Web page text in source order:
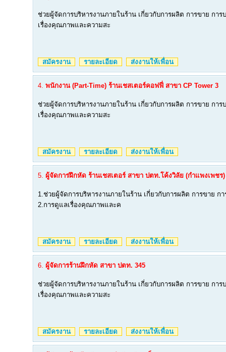
ช่วยผู้จัดการบริหารงานภายในร้าน เกี่ยวกับการผลิต การขาย การ
เรื่องคุณภาพและความสะ
สมัครงาน รายละเอียด ส่งงานให้เพื่อน
4. พนักงาน (Part-Time) ร้านเชสเตอร์คอฟฟี่ สาขา CP Tower 3
ช่วยผู้จัดการบริหารงานภายในร้าน เกี่ยวกับการผลิต การขาย การ
เรื่องคุณภาพและความสะ
สมัครงาน รายละเอียด ส่งงานให้เพื่อน
5. ผู้จัดการฝึกหัด ร้านเชสเตอร์ สาขา ปตท.โค้งวิลัย (กำแพงเพชร)
1.ช่วยผู้จัดการบริหารงานภายในร้าน เกี่ยวกับการผลิต การขาย ก
2.การดูแลเรื่องคุณภาพและค
สมัครงาน รายละเอียด ส่งงานให้เพื่อน
6. ผู้จัดการร้านฝึกหัด สาขา ปตท. 345
ช่วยผู้จัดการบริหารงานภายในร้าน เกี่ยวกับการผลิต การขาย การ
เรื่องคุณภาพและความสะ
สมัครงาน รายละเอียด ส่งงานให้เพื่อน